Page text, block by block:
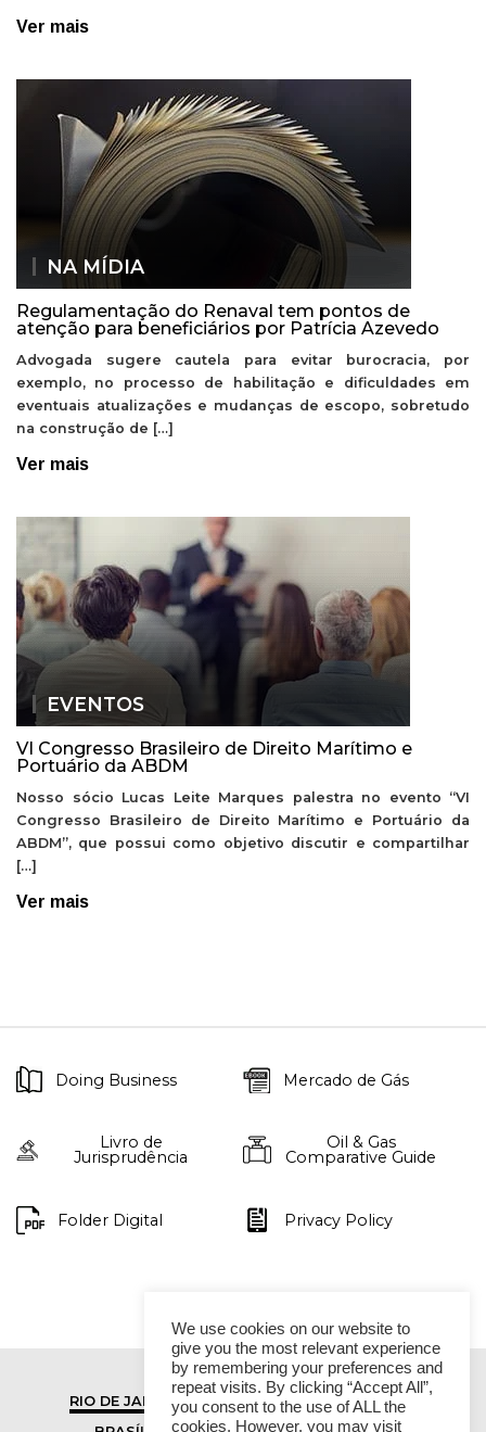
Ver mais
NA MÍDIA
Regulamentação do Renaval tem pontos de
atenção para beneficiários por Patrícia Azevedo
Advogada sugere cautela para evitar burocracia, por
exemplo, no processo de habilitação e dificuldades em
eventuais atualizações e mudanças de escopo, sobretudo
na construção de […]
Ver mais
EVENTOS
VI Congresso Brasileiro de Direito Marítimo e
Portuário da ABDM
Nosso sócio Lucas Leite Marques palestra no evento “VI
Congresso Brasileiro de Direito Marítimo e Portuário da
ABDM”, que possui como objetivo discutir e compartilhar
[…]
Ver mais
Doing Business Mercado de Gás
Livro de
Jurisprudência
Oil & Gas
Comparative Guide
Folder Digital Privacy Policy
RIO DE JANEIRO
SÃO PAULO
We use cookies on our website to
give you the most relevant experience
by remembering your preferences and
repeat visits. By clicking “Accept All”,
you consent to the use of ALL the
cookies. However, you may visit